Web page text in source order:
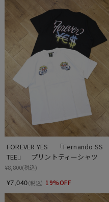
FOREVER YES 　「Fernando SS
TEE」　プリントティーシャツ
¥8,800(税込)
¥7,040(税込) 19%OFF